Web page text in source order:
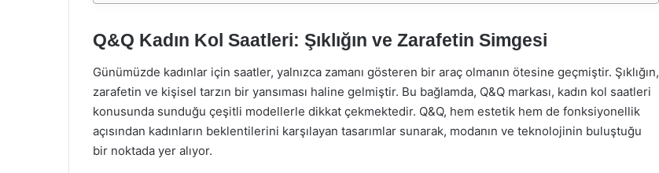
Q&Q Kadın Kol Saatleri: Şıklığın ve Zarafetin Simgesi
Günümüzde kadınlar için saatler, yalnızca zamanı gösteren bir araç olmanın ötesine geçmiştir. Şıklığın,
zarafetin ve kişisel tarzın bir yansıması haline gelmiştir. Bu bağlamda, Q&Q markası, kadın kol saatleri
konusunda sunduğu çeşitli modellerle dikkat çekmektedir. Q&Q, hem estetik hem de fonksiyonellik
açısından kadınların beklentilerini karşılayan tasarımlar sunarak, modanın ve teknolojinin buluştuğu
bir noktada yer alıyor.